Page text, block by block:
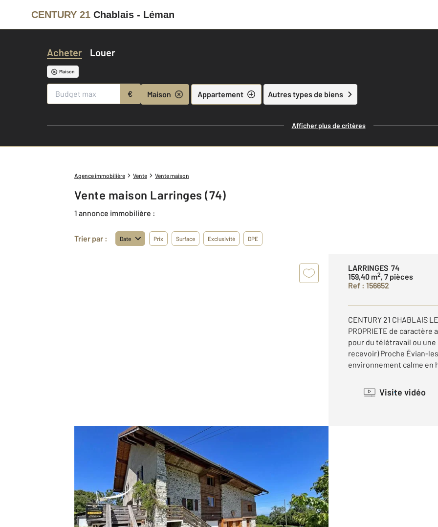
CENTURY 21 Chablais - Léman
Acheter Louer
Maison
€ Maison Appartement Autres types de biens
Afficher plus de critères
Agence immobilière Vente Vente maison
Vente maison Larringes (74)
1 annonce immobilière :
Trier par : Date Prix Surface Exclusivité DPE
LARRINGES 74
159,40 m2, 7 pièces
Ref : 156652
CENTURY 21 CHABLAIS
PROPRIETE de
pour du télétravail ou
recevoir) Proche Évian-
environnement calme en
Visite vidéo